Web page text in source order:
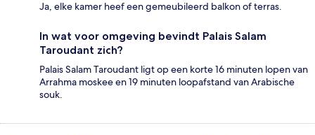
Ja, elke kamer heef een gemeubileerd balkon of terras.
In wat voor omgeving bevindt Palais Salam
Taroudant zich?
Palais Salam Taroudant ligt op een korte 16 minuten lopen van
Arrahma moskee en 19 minuten loopafstand van Arabische
souk.